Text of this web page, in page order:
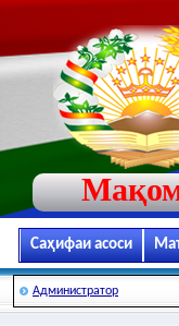
Саҳифаи асоси
Администратор